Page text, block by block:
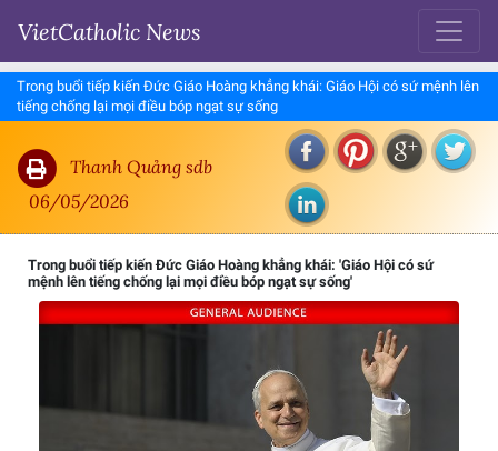
VietCatholic News
Trong buổi tiếp kiến Đức Giáo Hoàng khẳng khái: Giáo Hội có sứ mệnh lên
tiếng chống lại mọi điều bóp ngạt sự sống
Thanh Quảng sdb
06/05/2026
Trong buổi tiếp kiến Đức Giáo Hoàng khẳng khái: 'Giáo Hội có sứ
mệnh lên tiếng chống lại mọi điều bóp ngạt sự sống'